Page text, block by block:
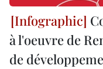
à l'oeuvre de
de